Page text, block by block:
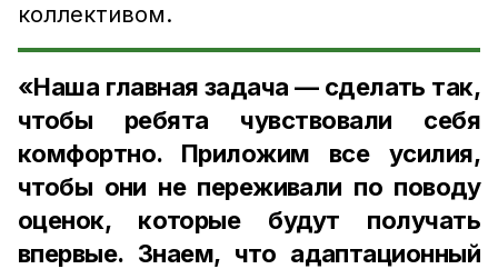
коллективом.
«Наша главная задача — сделать так,
чтобы ребята чувствовали себя
комфортно. Приложим все усилия,
чтобы они не переживали по поводу
оценок, которые будут получать
впервые. Знаем, что адаптационный